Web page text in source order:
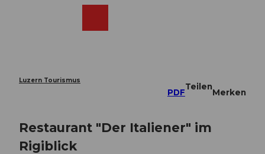
Luzern Tourismus
PDF
Teilen
Merken
Restaurant "Der Italiener" im
Rigiblick